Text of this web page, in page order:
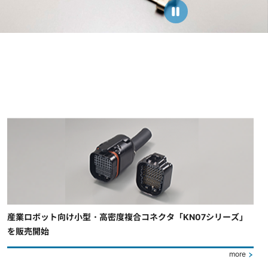
産業ロボット向け小型・高密度複合コネクタ「KN07シリーズ」
を販売開始
more